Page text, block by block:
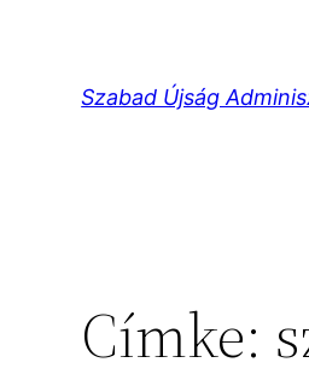
tartalomhoz
Szabad Újság
Címke: